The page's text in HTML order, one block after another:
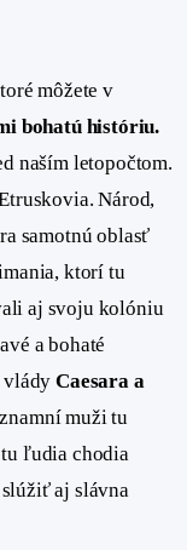
môžete v
bohatú históriu.
naším letopočtom.
Národ,
samotnú oblasť
ktorí tu
aj svoju kolóniu
a bohaté
vládyCaesara a
muži tu
ľudia chodia
aj slávna